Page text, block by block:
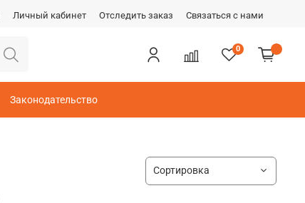
Личный кабинет Отследить заказ Связаться с нами
0
Законодательство